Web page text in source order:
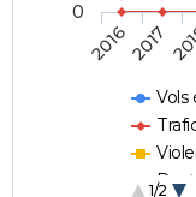
Vols
1/2
20162017
0